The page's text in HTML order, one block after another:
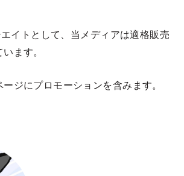
イトとして、当メディアは適格販売
ます。
ジにプロモーションを含みます。